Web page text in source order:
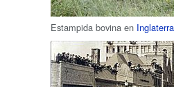
Estampida bovina en Inglaterra